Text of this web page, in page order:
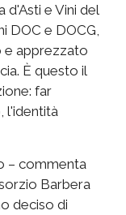
d'Asti e Vini del
DOC e DOCG,
e apprezzato
È questo il
far
l'identità
– commenta
Barbera
deciso di